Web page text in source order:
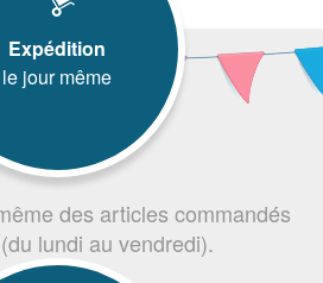
Expédition
le jour même
des articles commandés
lundi au vendredi).